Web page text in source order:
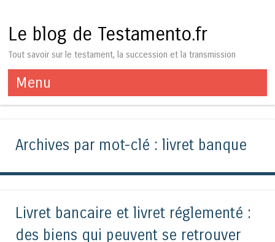
Le blog de Testamento.fr
Tout savoir sur le testament, la succession et la transmission
Menu
Aller au contenu
Archives par mot-clé : livret banque
Livret bancaire et livret réglementé :
des biens qui peuvent se retrouver